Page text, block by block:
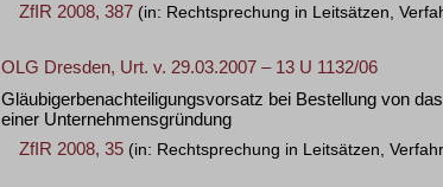
ZfIR 2008, 387 (in: Rechtsprechung in Leitsätzen,
OLG Dresden, Urt. v. 29.03.2007 – 13 U 1132/06
Gläubigerbenachteiligungsvorsatz bei Bestellung von
einer Unternehmensgründung
ZfIR 2008, 35 (in: Rechtsprechung in Leitsätzen,